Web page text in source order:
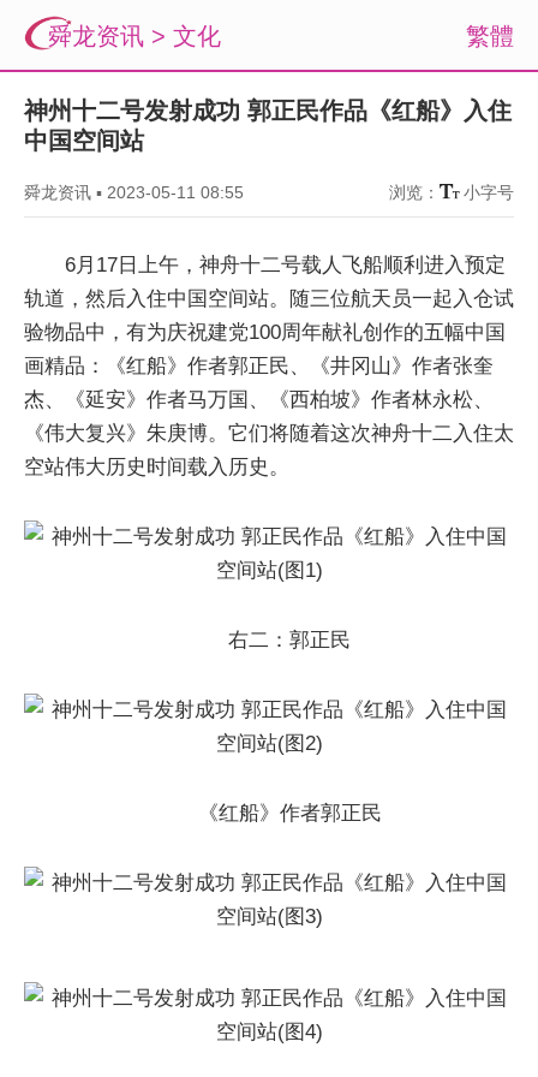
繁體
舜龙资讯 > 文化
神州十二号发射成功 郭正民作品《红船》入住
中国空间站
舜龙资讯 ▪ 2023-05-11 08:55 浏览： 小字号
6月17日上午，神舟十二号载人飞船顺利进入预定
轨道，然后入住中国空间站。随三位航天员一起入仓试
验物品中，有为庆祝建党100周年献礼创作的五幅中国
画精品：《红船》作者郭正民、《井冈山》作者张奎
杰、《延安》作者马万国、《西柏坡》作者林永松、
《伟大复兴》朱庚博。它们将随着这次神舟十二入住太
空站伟大历史时间载入历史。
右二：郭正民
《红船》作者郭正民